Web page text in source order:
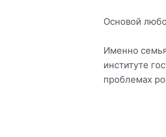
Основой
Именно
институте
проблемах